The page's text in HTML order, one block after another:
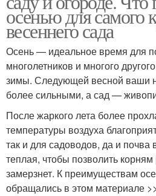
осенью для самого
весеннего сада
Осень — идеальное время для
многолетников и многого
зимы. Следующей весной ваши
более сильными, а сад —
После жаркого лета более
температуры воздуха
так и для садоводов, да и почва
теплая, чтобы позволить
замерзнет. К преимуществам
обращались в этом материале